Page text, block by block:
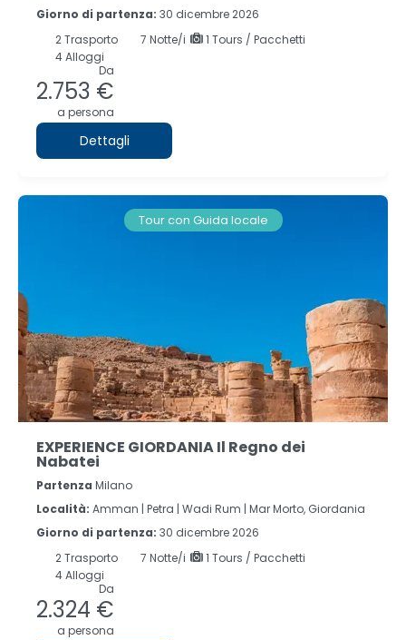
Giorno di partenza: 30 dicembre 2026
2Trasporto 7 Notte/i
1 Tours / Pacchetti
4 Alloggi
Da
2.753 €
a persona
Dettagli
Tour con Guida locale
EXPERIENCE GIORDANIA Il Regno dei
Nabatei
Partenza Milano
Località: Amman | Petra | Wadi Rum | Mar Morto, Giordania
Giorno di partenza: 30 dicembre 2026
2Trasporto 7 Notte/i
1 Tours / Pacchetti
4 Alloggi
Da
2.324 €
a persona